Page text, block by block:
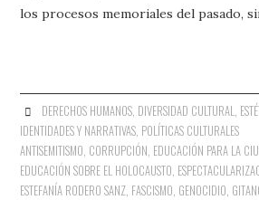
los procesos memoriales del pasado,
DERECHOS HUMANOS, DIVERSIDAD CULTURAL
IDENTIDADES Y NARRATIVAS POLÍTICAS CULTURALES
ANTISEMITISMO CORRUPCIÓN EDUCACIÓN PARA LA
EDUCACIÓN SOBRE EL HOLOCAUSTO
ESTEFANÍA RODERO SANZ FASCISMO GENOCIDIO